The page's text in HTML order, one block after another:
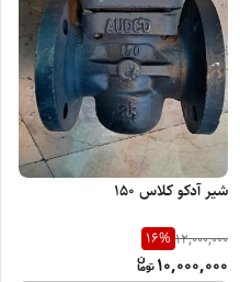
شیر آدکو کلاس ۱۵۰
12,000,000
16%
10,000,000